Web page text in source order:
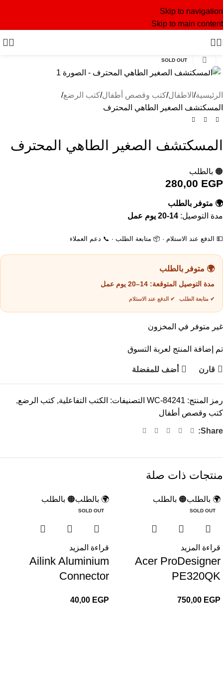
Skip to navigation
Skip to main content
SOLD OUT
Click to enlarge
الرئيسية الاطفال كتب وقصص أطفال كتب الرضع
المسكتشف الصغير الطاهي المحترف
المسكتشف الصغير الطاهي المحترف
🟠 بالطلب
280,00 EGP
🌍 متوفر بالطلب
مدة التوصيل: 14-20 يوم عمل
💵 الدفع عند الاستلام · 📦 متابعة الطلب · 📞 دعم العملاء
🌍 متوفر بالطلب
مدة التوصيل المتوقعة: 14–20 يوم عمل
✔ متابعة الطلب ✔ الدفع عند الاستلام
غير متوفر في المخزون
تم إضافة المنتج لعربة التسوق
قارن أضف للمفضلة
رمز المنتج: WC-84241 التصنيفات: الكتب التفاعلية, كتب الرضع,
كتب وقصص أطفال
Share:
منتجات ذات صلة
🌍 بالطلب🟠 بالطلب
SOLD OUT
قراءة المزيد
Acer ProDesigner
PE320QK
750,00 EGP
🌍 بالطلب🟠 بالطلب
SOLD OUT
قراءة المزيد
Ailink Aluminium
Connector
40,00 EGP